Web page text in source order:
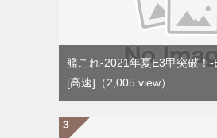
艦これ-2021年夏E3甲突破！
[高速] （2,005 view）